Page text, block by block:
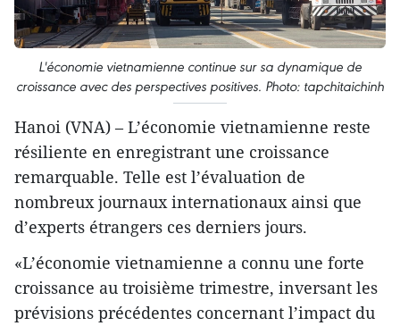
L'économie vietnamienne continue sur sa dynamique de
croissance avec des perspectives positives. Photo: tapchitaichinh
Hanoi (VNA) – L’économie vietnamienne reste
résiliente en enregistrant une croissance
remarquable. Telle est l’évaluation de
nombreux journaux internationaux ainsi que
d’experts étrangers ces derniers jours.
«L’économie vietnamienne a connu une forte
croissance au troisième trimestre, inversant les
prévisions précédentes concernant l’impact du